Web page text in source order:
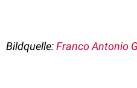
Bildquelle:Franco Antonio